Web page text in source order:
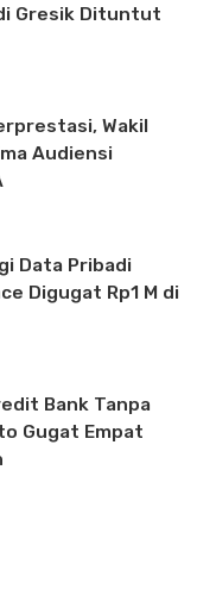
Gresik Dituntut
Wakil
Audiensi
Data Pribadi
Digugat Rp1 M di
Bank Tanpa
Gugat Empat